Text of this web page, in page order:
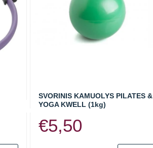
SVORINIS KAMUOLYS PILATES &
YOGA KWELL (1kg)
€5,50